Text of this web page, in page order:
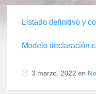
Listado definitivo y
Modelo declaración
3 marzo, 2022 en